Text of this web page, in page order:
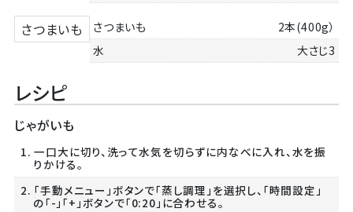
さつまいも さつまいも
2本(400g）
水
大さじ3
レシピ
じゃがいも
1. 一口大に切り、洗って水気を切らずに内なべに入れ、水を振
りかける。
2. 「手動メニュー」ボタンで「蒸し調理」を選択し、「時間設定」
の「-」「+」ボタンで「0:20」に合わせる。